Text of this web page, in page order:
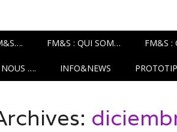
FM&S : QUI SOM… FM&S :
…. INFO&NEWS